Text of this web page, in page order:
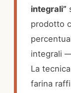
integrali”
prodotto
integrali
La
farina